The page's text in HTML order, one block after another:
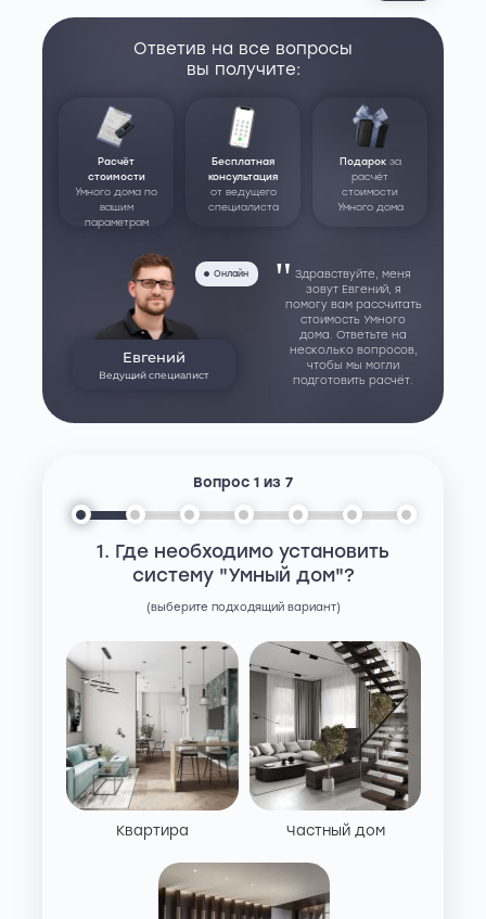
1. Где необходимо установить
систему "Умный дом"?
(выберите подходящий вариант)
Вопрос 1 из 7
Квартира Частный дом
Ответив на все вопросы
вы получите:
Расчёт
стоимости
Умного дома по
вашим
параметрам
Бесплатная
консультация
от ведущего
специалиста
Подарокза
расчёт
стоимости
Умного дома
Евгений
Ведущий специалист
Онлайн
Здравствуйте, меня
зовут Евгений, я
помогу вам рассчитать
стоимость Умного
дома. Ответьте на
несколько вопросов,
чтобы мы могли
подготовить расчёт.
"